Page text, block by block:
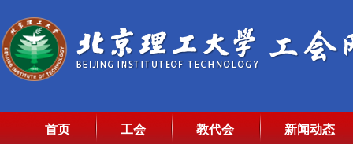
首页 工会 教代会 新闻动态